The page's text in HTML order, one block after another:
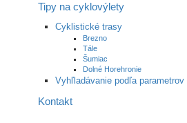
Tipy na cyklovýlety
Cyklistické trasy
Brezno
Tále
Šumiac
Dolné Horehronie
Vyhľladávanie podľa parametrov
Kontakt